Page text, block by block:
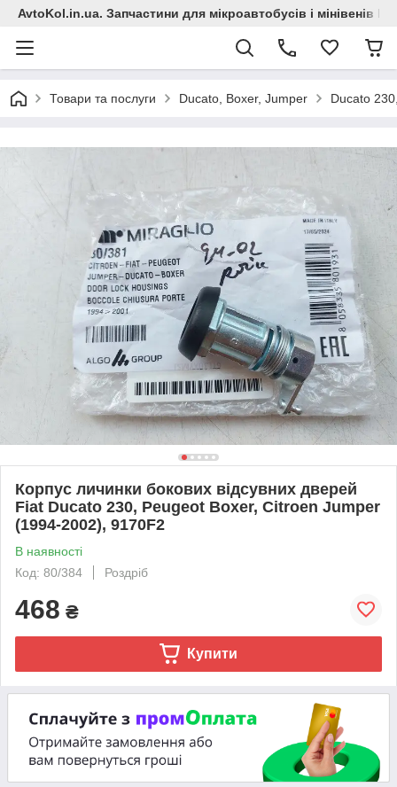
AvtoKol.in.ua. Запчастини для мікроавтобусів і мінівенів
Товари та послуги Ducato, Boxer, Jumper Ducato
Корпус личинки бокових відсувних дверей
Fiat Ducato 230, Peugeot Boxer, Citroen Jumper
(1994-2002), 9170F2
В наявності
Код: 80/384
Роздріб
468 ₴
Купити